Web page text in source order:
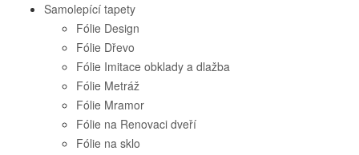
Samolepící tapety
Fólie Design
Fólie Dřevo
Fólie Imitace obklady a dlažba
Fólie Metráž
Fólie Mramor
Fólie na Renovaci dveří
Fólie na sklo